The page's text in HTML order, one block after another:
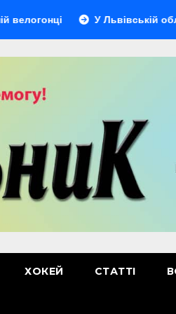
У Львівській області
ХОКЕЙ СТАТТІ